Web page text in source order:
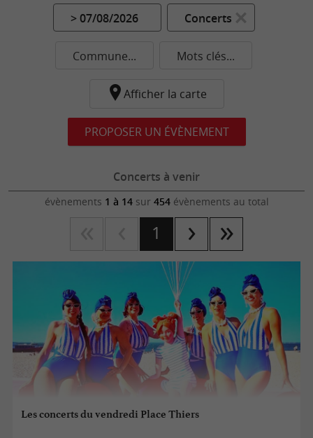
> 07/08/2026 Concerts
Commune... Mots clés...
Afficher la carte
PROPOSER UN ÉVÈNEMENT
Concerts à venir
évènements 1 à 14sur 454évènements au total
1
Les concerts du vendredi Place Thiers